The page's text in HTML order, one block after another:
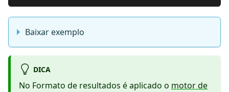
Baixar exemplo
DICA
No Formato de resultados é aplicado o motor de